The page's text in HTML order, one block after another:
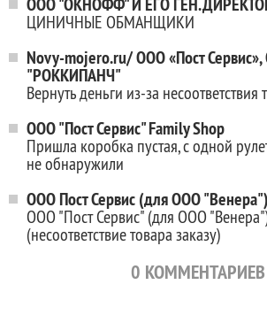
ЦИНИЧНЫЕ ОБМАНЩИКИ
Novy-mojero.ru/ ООО «Пост
"РОККИПАНЧ"
Вернуть деньги из-за несоответствия
ООО "Пост Сервис" Family Shop
Пришла коробка пустая, с одной
не обнаружили
ООО Пост Сервис (для ООО "Венера")
ООО "Пост Сервис" (для ООО
(несоответствие товара заказу)
0 КОММЕНТАРИЕВ